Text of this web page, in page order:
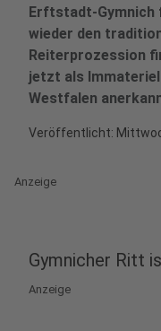
Erftstadt-Gymnich
wieder den
Reiterprozession
jetzt als
Westfalen
Veröffentlicht:
Anzeige
Gymnicher Ritt
Anzeige